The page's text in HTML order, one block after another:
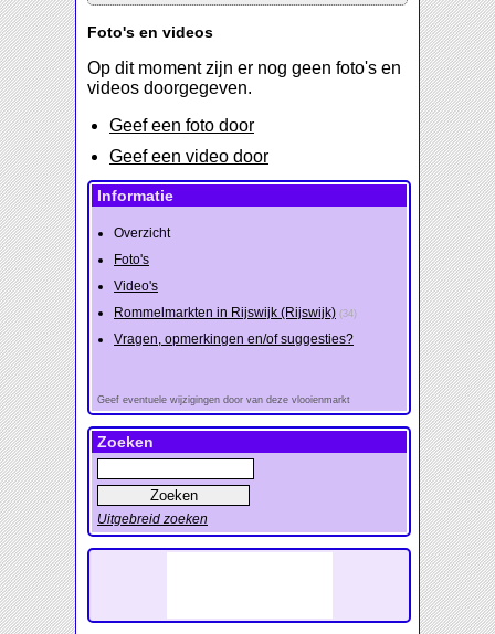
Foto's en videos
Op dit moment zijn er nog geen foto's en
videos doorgegeven.
Geef een foto door
Geef een video door
Informatie
Overzicht
Foto's
Video's
Rommelmarkten in Rijswijk (Rijswijk) (34)
Vragen, opmerkingen en/of suggesties?
Geef eventuele wijzigingen door van deze vlooienmarkt
Zoeken
Uitgebreid zoeken